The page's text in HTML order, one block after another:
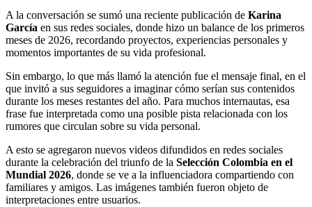
A la conversación se sumó una reciente publicación de Karina
García en sus redes sociales, donde hizo un balance de los primeros
meses de 2026, recordando proyectos, experiencias personales y
momentos importantes de su vida profesional.
Sin embargo, lo que más llamó la atención fue el mensaje final, en el
que invitó a sus seguidores a imaginar cómo serían sus contenidos
durante los meses restantes del año. Para muchos internautas, esa
frase fue interpretada como una posible pista relacionada con los
rumores que circulan sobre su vida personal.
A esto se agregaron nuevos videos difundidos en redes sociales
durante la celebración del triunfo de la Selección Colombia en el
Mundial 2026, donde se ve a la influenciadora compartiendo con
familiares y amigos. Las imágenes también fueron objeto de
interpretaciones entre usuarios.